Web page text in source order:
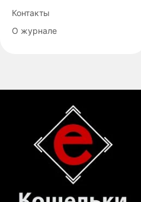
Контакты
О журнале